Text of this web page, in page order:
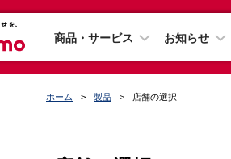
商品・サービス お知らせ
ホーム 製品 店舗の選択